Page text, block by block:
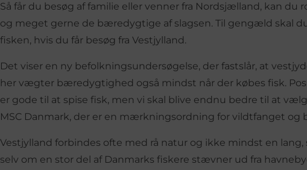
Så får du besøg af familie eller venner fra Nordsjælland, kan
og meget gerne de bæredygtige af slagsen. Til gengæld skal
fisken, hvis du får besøg fra Vestjylland.
Det viser en ny befolkningsundersøgelse, der fastslår, at
her vægter bæredygtighed også mindst når der købes fisk.
er gode til at spise fisk, men vi skal blive endnu bedre til at
MSC Danmark, der er en mærkningsordning for vildtfanget
Vestjylland forbindes ofte med rå natur og ikke mindst en
selv om en stor del af Danmarks fiskere stævner ud fra